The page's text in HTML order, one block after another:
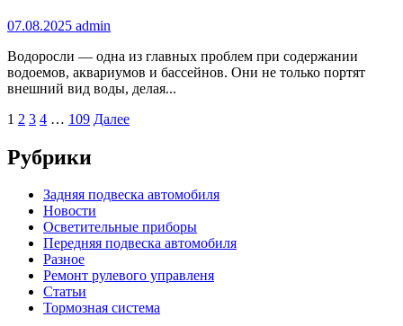
07.08.2025 admin
Водоросли — одна из главных проблем при содержании
водоемов, аквариумов и бассейнов. Они не только портят
внешний вид воды, делая...
Пагинация
записей
1 2 3 4 … 109 Далее
Рубрики
Задняя подвеска автомобиля
Новости
Осветительные приборы
Передняя подвеска автомобиля
Разное
Ремонт рулевого управленя
Статьи
Тормозная система